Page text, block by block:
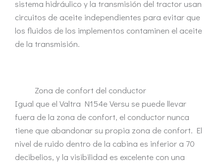
sistema hidráulico y la transmisión del tractor usan
circuitos de aceite independientes para evitar que
los fluidos de los implementos contaminen el aceite
de la transmisión.
Zona de confort del conductor
Igual que el Valtra N154e Versu se puede llevar
fuera de la zona de confort, el conductor nunca
tiene que abandonar su propia zona de confort. El
nivel de ruido dentro de la cabina es inferior a 70
decibelios, y la visibilidad es excelente con una